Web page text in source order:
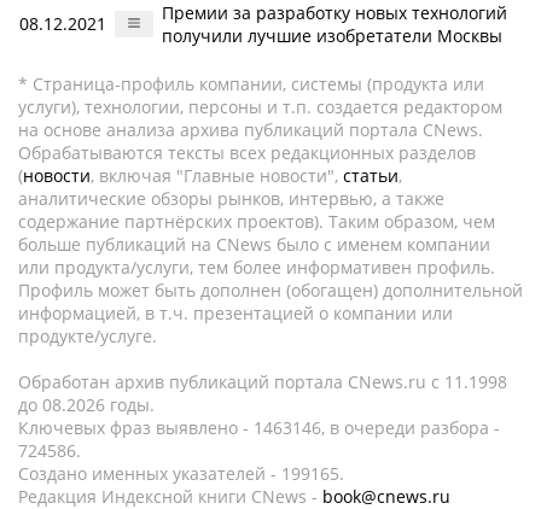
08.12.2021
Премии за разработку новых технологий
получили лучшие изобретатели Москвы
* Страница-профиль компании, системы (продукта или
услуги), технологии, персоны и т.п. создается редактором
на основе анализа архива публикаций портала CNews.
Обрабатываются тексты всех редакционных разделов
(новости, включая "Главные новости", статьи,
аналитические обзоры рынков, интервью, а также
содержание партнёрских проектов). Таким образом, чем
больше публикаций на CNews было с именем компании
или продукта/услуги, тем более информативен профиль.
Профиль может быть дополнен (обогащен) дополнительной
информацией, в т.ч. презентацией о компании или
продукте/услуге.
Обработан архив публикаций портала CNews.ru c 11.1998
до 08.2026 годы.
Ключевых фраз выявлено - 1463146, в очереди разбора -
724586.
Создано именных указателей - 199165.
Редакция Индексной книги CNews - book@cnews.ru